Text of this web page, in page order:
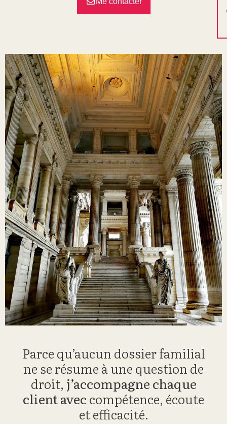
Parce qu’aucun dossier familial
ne se résume à une question de
droit, j’accompagne chaque
client aveccompétence, écoute
et efficacité.